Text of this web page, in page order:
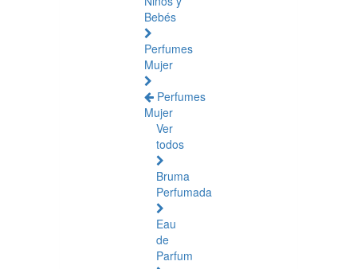
Bebés
Perfumes
Mujer
Perfumes
Mujer
Ver
todos
Bruma
Perfumada
Eau
de
Parfum